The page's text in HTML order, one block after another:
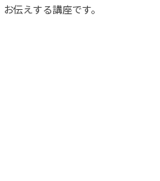
伝えする講座です。